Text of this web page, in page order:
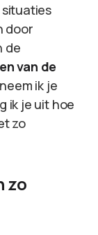
situaties
door
de
van de
ik je
ik je uit hoe
zo
zo